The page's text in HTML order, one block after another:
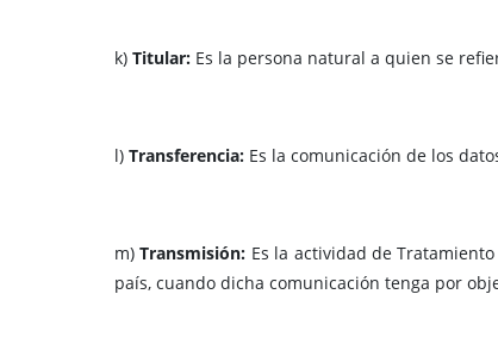
k) Titular: Es la persona natural a quien se
l) Transferencia: Es la comunicación de los
m)Transmisión: Es la actividad de
país, cuando dicha comunicación tenga por